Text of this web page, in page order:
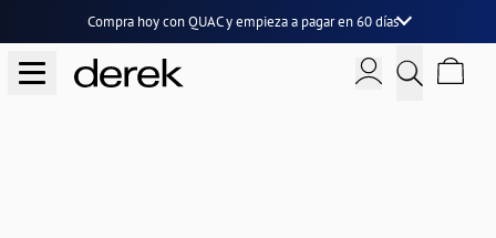
Compra hoy con QUAC yempieza a pagar en 60 días